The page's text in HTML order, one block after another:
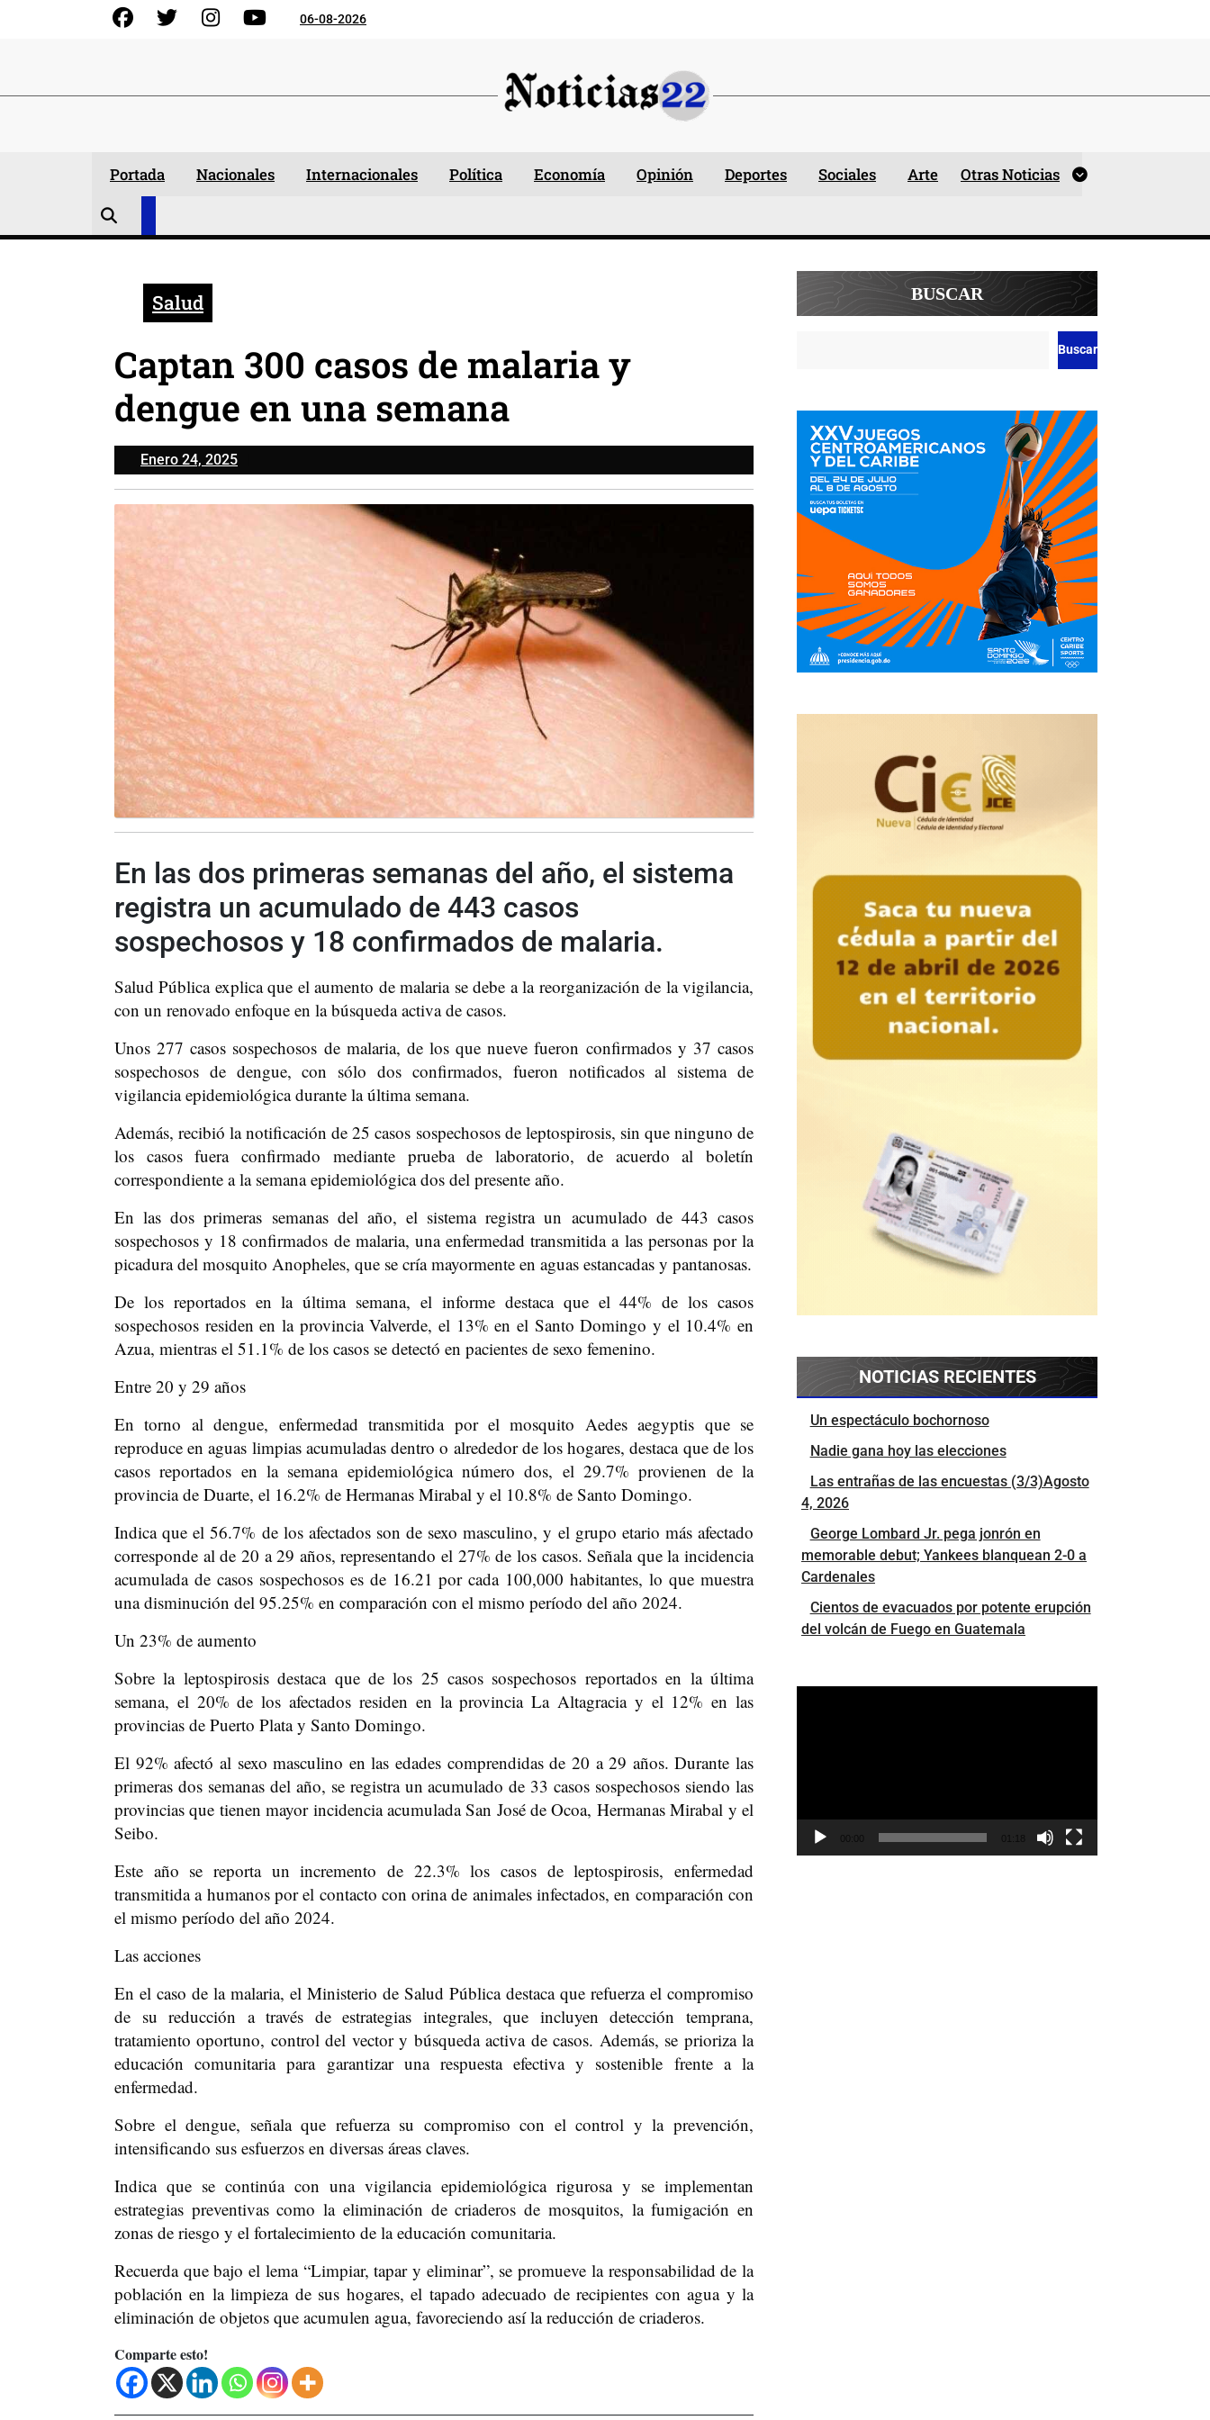
FacebookGorjeo InstagramYouTube06-08-2026
Portada Nacionales Internacionales Política Economía Opinión Deportes Sociales Arte Otras Noticias
Salud
Captan 300 casos de malaria y
dengue en una semana
Enero 24, 2025Enero
24,
2025
En las dos primeras semanas del año, el sistema
registra un acumulado de 443 casos
sospechosos y 18 confirmados de malaria.
Salud Pública explica que el aumento de malaria se debe a la reorganización de la vigilancia,
con un renovado enfoque en la búsqueda activa de casos.
Unos 277 casos sospechosos de malaria, de los que nueve fueron confirmados y 37 casos
sospechosos de dengue, con sólo dos confirmados, fueron notificados al sistema de
vigilancia epidemiológica durante la última semana.
Además, recibió la notificación de 25 casos sospechosos de leptospirosis, sin que ninguno de
los casos fuera confirmado mediante prueba de laboratorio, de acuerdo al boletín
correspondiente a la semana epidemiológica dos del presente año.
En las dos primeras semanas del año, el sistema registra un acumulado de 443 casos
sospechosos y 18 confirmados de malaria, una enfermedad transmitida a las personas por la
picadura del mosquito Anopheles, que se cría mayormente en aguas estancadas y pantanosas.
De los reportados en la última semana, el informe destaca que el 44% de los casos
sospechosos residen en la provincia Valverde, el 13% en el Santo Domingo y el 10.4% en
Azua, mientras el 51.1% de los casos se detectó en pacientes de sexo femenino.
Entre 20 y 29 años
En torno al dengue, enfermedad transmitida por el mosquito Aedes aegyptis que se
reproduce en aguas limpias acumuladas dentro o alrededor de los hogares, destaca que de los
casos reportados en la semana epidemiológica número dos, el 29.7% provienen de la
provincia de Duarte, el 16.2% de Hermanas Mirabal y el 10.8% de Santo Domingo.
Indica que el 56.7% de los afectados son de sexo masculino, y el grupo etario más afectado
corresponde al de 20 a 29 años, representando el 27% de los casos. Señala que la incidencia
acumulada de casos sospechosos es de 16.21 por cada 100,000 habitantes, lo que muestra
una disminución del 95.25% en comparación con el mismo período del año 2024.
Un 23% de aumento
Sobre la leptospirosis destaca que de los 25 casos sospechosos reportados en la última
semana, el 20% de los afectados residen en la provincia La Altagracia y el 12% en las
provincias de Puerto Plata y Santo Domingo.
El 92% afectó al sexo masculino en las edades comprendidas de 20 a 29 años. Durante las
primeras dos semanas del año, se registra un acumulado de 33 casos sospechosos siendo las
provincias que tienen mayor incidencia acumulada San José de Ocoa, Hermanas Mirabal y el
Seibo.
Este año se reporta un incremento de 22.3% los casos de leptospirosis, enfermedad
transmitida a humanos por el contacto con orina de animales infectados, en comparación con
el mismo período del año 2024.
Las acciones
En el caso de la malaria, el Ministerio de Salud Pública destaca que refuerza el compromiso
de su reducción a través de estrategias integrales, que incluyen detección temprana,
tratamiento oportuno, control del vector y búsqueda activa de casos. Además, se prioriza la
educación comunitaria para garantizar una respuesta efectiva y sostenible frente a la
enfermedad.
Sobre el dengue, señala que refuerza su compromiso con el control y la prevención,
intensificando sus esfuerzos en diversas áreas claves.
Indica que se continúa con una vigilancia epidemiológica rigurosa y se implementan
estrategias preventivas como la eliminación de criaderos de mosquitos, la fumigación en
zonas de riesgo y el fortalecimiento de la educación comunitaria.
Recuerda que bajo el lema “Limpiar, tapar y eliminar”, se promueve la responsabilidad de la
población en la limpieza de sus hogares, el tapado adecuado de recipientes con agua y la
eliminación de objetos que acumulen agua, favoreciendo así la reducción de criaderos.
Comparte esto!
BUSCAR
Buscar
NOTICIAS RECIENTES
Un espectáculo bochornoso
Nadie gana hoy las elecciones
Las entrañas de las encuestas (3/3)Agosto
4, 2026
George Lombard Jr. pega jonrón en
memorable debut; Yankees blanquean 2-0 a
Cardenales
Cientos de evacuados por potente erupción
del volcán de Fuego en Guatemala
00:00 01:18